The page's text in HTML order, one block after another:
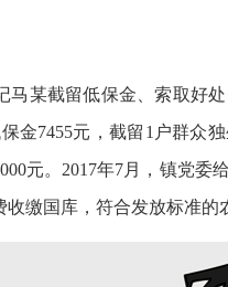
某截留低保金、索取好处
金7455元，截留1户群众
元。2017年7月，镇党
缴国库，符合发放标准的